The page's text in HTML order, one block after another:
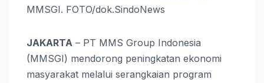
MMSGI. FOTO/dok.SindoNews
JAKARTA – PT MMS Group Indonesia
(MMSGI) mendorong peningkatan ekonomi
masyarakat melalui serangkaian program